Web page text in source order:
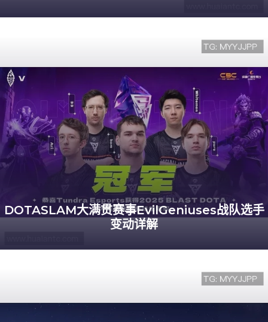
DOTASLAM大满贯赛事EvilGeniuses战队选手
变动详解